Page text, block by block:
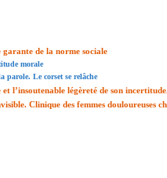
garante de la norme sociale
morale
parole. Le corset se relâche
l’insoutenable légèreté de son
Clinique des femmes douloureuses